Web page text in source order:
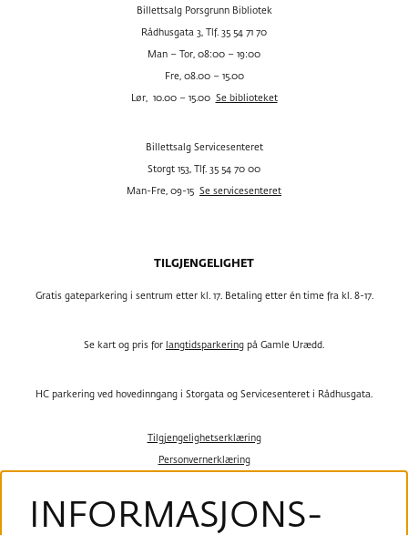
Billettsalg Porsgrunn Bibliotek
Rådhusgata 3, Tlf. 35 54 71 70
Man – Tor, 08:00 – 19:00
Fre, 08.00 – 15.00
Lør, 10.00 – 15.00 Se biblioteket
Billettsalg Servicesenteret
Storgt 153, Tlf. 35 54 70 00
Man-Fre, 09-15 Se servicesenteret
TILGJENGELIGHET
Gratis gateparkering i sentrum etter kl. 17. Betaling etter én time fra kl. 8-17.
Se kart og pris for langtidsparkering på Gamle Urædd.
HC parkering ved hovedinngang i Storgata og Servicesenteret i Rådhusgata.
Tilgjengelighetserklæring
Personvernerklæring
INFORMASJONS­